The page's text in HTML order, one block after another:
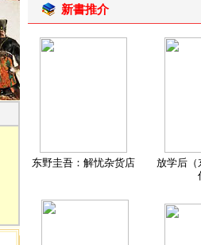
新書推介
东野圭吾：解忧杂货店
放学后（